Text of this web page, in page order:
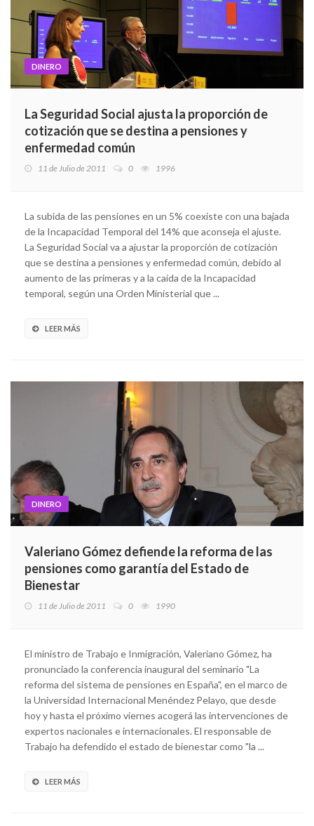
DINERO
La Seguridad Social ajusta la proporción de
cotización que se destina a pensiones y
enfermedad común
11 de Julio de 2011 0 1996
La subida de las pensiones en un 5% coexiste con una bajada
de la Incapacidad Temporal del 14% que aconseja el ajuste.
La Seguridad Social va a ajustar la proporción de cotización
que se destina a pensiones y enfermedad común, debido al
aumento de las primeras y a la caída de la Incapacidad
temporal, según una Orden Ministerial que ...
LEER MÁS
DINERO
Valeriano Gómez defiende la reforma de las
pensiones como garantía del Estado de
Bienestar
11 de Julio de 2011 0 1990
El ministro de Trabajo e Inmigración, Valeriano Gómez, ha
pronunciado la conferencia inaugural del seminario "La
reforma del sistema de pensiones en España", en el marco de
la Universidad Internacional Menéndez Pelayo, que desde
hoy y hasta el próximo viernes acogerá las intervenciones de
expertos nacionales e internacionales. El responsable de
Trabajo ha defendido el estado de bienestar como "la ...
LEER MÁS